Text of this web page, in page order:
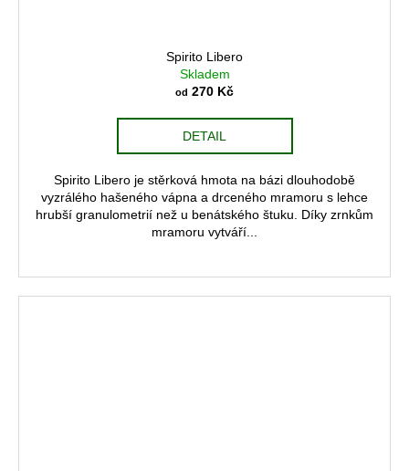
Spirito Libero
Skladem
od 270 Kč
DETAIL
Spirito Libero je stěrková hmota na bázi dlouhodobě
vyzrálého hašeného vápna a drceného mramoru s lehce
hrubší granulometrií než u benátského štuku. Díky zrnkům
mramoru vytváří...